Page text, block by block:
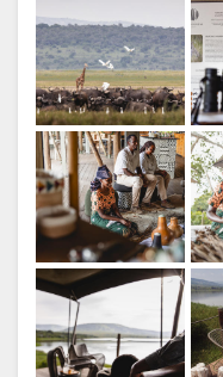
NORWEGIAN
PORTOGHESE
SWEDISH
DANISH
CHINESE
(SIMPLIFIED)